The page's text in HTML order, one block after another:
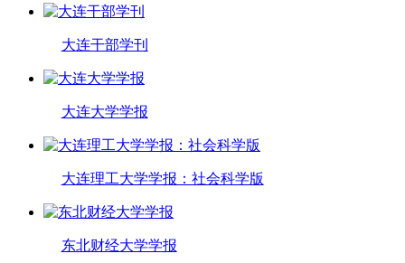
大连干部学刊
大连大学学报
大连理工大学学报：社会科学版
东北财经大学学报